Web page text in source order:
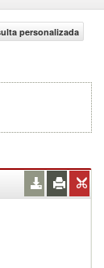
personalizada